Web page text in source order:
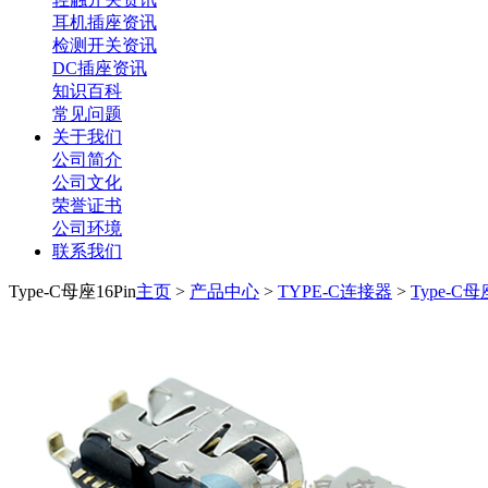
耳机插座资讯
检测开关资讯
DC插座资讯
知识百科
常见问题
关于我们
公司简介
公司文化
荣誉证书
公司环境
联系我们
Type-C母座16Pin主页 > 产品中心 > TYPE-C连接器 > Type-C母